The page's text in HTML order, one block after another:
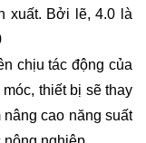
xuất. Bởi lẽ, 4.0 là
chịu tác động của
thiết bị sẽ thay
cao năng suất